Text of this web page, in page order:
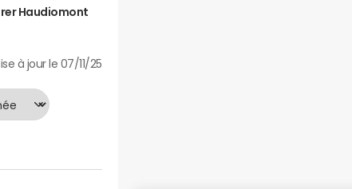
Haudiomont
à jour le 07/11/25